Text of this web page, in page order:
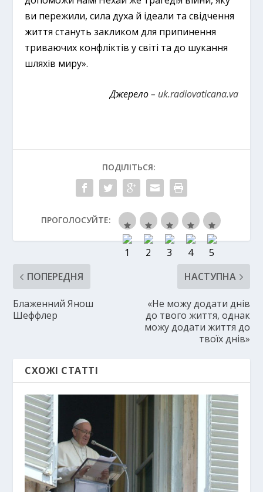
ви пережили, сила духа й ідеали та свідчення
життя стануть закликом для припинення
триваючих конфліктів у світі та до шукання
шляхів миру».
Джерело – uk.radiovaticana.va
ПОДІЛІТЬСЯ:
ПРОГОЛОСУЙТЕ:
ПОПЕРЕДНЯ
Блаженний Янош
Шеффлер
НАСТУПНА
«Не можу додати днів
до твого життя, однак
можу додати життя до
твоїх днів»
СХОЖІ СТАТТІ